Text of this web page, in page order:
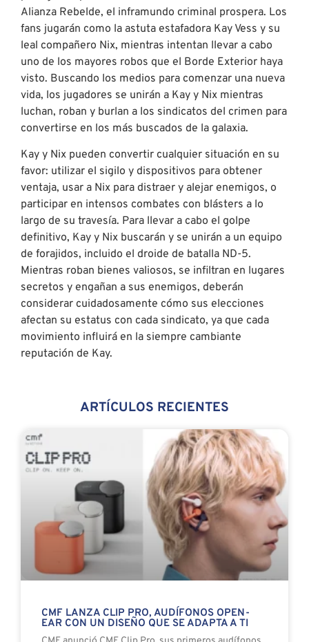
Alianza Rebelde, el inframundo criminal prospera. Los
fans jugarán como la astuta estafadora Kay Vess y su
leal compañero Nix, mientras intentan llevar a cabo
uno de los mayores robos que el Borde Exterior haya
visto. Buscando los medios para comenzar una nueva
vida, los jugadores se unirán a Kay y Nix mientras
luchan, roban y burlan a los sindicatos del crimen para
convertirse en los más buscados de la galaxia.
Kay y Nix pueden convertir cualquier situación en su
favor: utilizar el sigilo y dispositivos para obtener
ventaja, usar a Nix para distraer y alejar enemigos, o
participar en intensos combates con blásters a lo
largo de su travesía. Para llevar a cabo el golpe
definitivo, Kay y Nix buscarán y se unirán a un equipo
de forajidos, incluido el droide de batalla ND-5.
Mientras roban bienes valiosos, se infiltran en lugares
secretos y engañan a sus enemigos, deberán
considerar cuidadosamente cómo sus elecciones
afectan su estatus con cada sindicato, ya que cada
movimiento influirá en la siempre cambiante
reputación de Kay.
ARTÍCULOS RECIENTES
CMF LANZA CLIP PRO, AUDÍFONOS OPEN-
EAR CON UN DISEÑO QUE SE ADAPTA A TI